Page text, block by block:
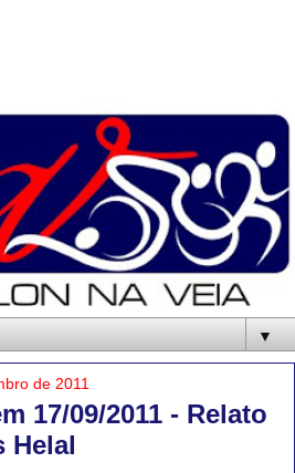
▼
de 2011
17/09/2011 - Relato
Helal